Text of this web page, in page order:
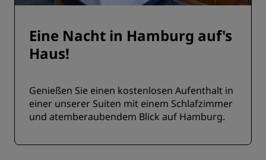
Eine Nacht in Hamburg auf's
Haus!
Genießen Sie einen kostenlosen Aufenthalt in
einer unserer Suiten mit einem Schlafzimmer
und atemberaubendem Blick auf Hamburg.